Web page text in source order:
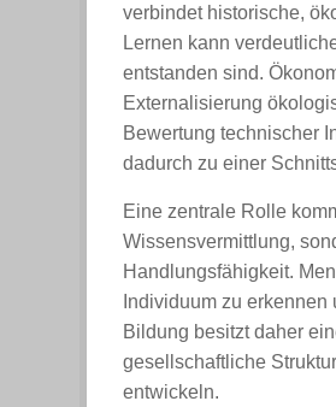
verbindet historische,
Lernen kann
entstanden sind.
Externalisierung
Bewertung technischer
dadurch zu einer
Eine zentrale Rolle
Wissensvermittlung,
Handlungsfähigkeit.
Individuum zu
Bildung besitzt daher
gesellschaftliche
entwickeln.